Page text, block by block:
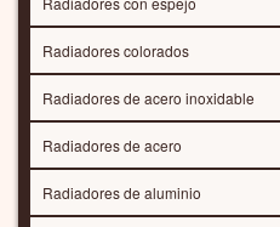
Radiadores colorados
Radiadores de acero inoxidable
Radiadores de acero
Radiadores de aluminio